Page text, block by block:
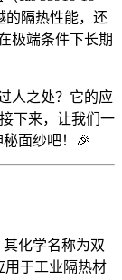
的隔热性能，还
极端条件下长期
人之处？它的应
下来，让我们一
面纱吧！🎉
化学名称为双
用于工业隔热材